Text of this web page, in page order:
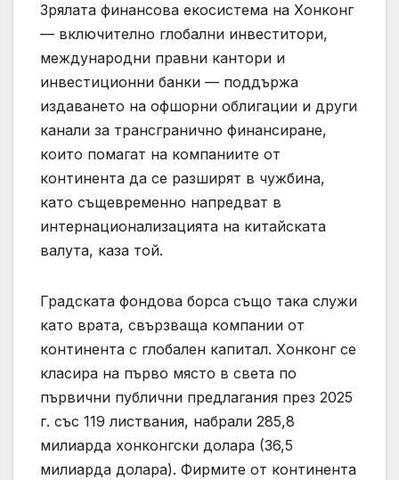
Зрялата финансова екосистема на Хонконг
— включително глобални инвеститори,
международни правни кантори и
инвестиционни банки — поддържа
издаването на офшорни облигации и други
канали за трансгранично финансиране,
които помагат на компаниите от
континента да се разширят в чужбина,
като същевременно напредват в
интернационализацията на китайската
валута, каза той.
Градската фондова борса също така служи
като врата, свързваща компании от
континента с глобален капитал. Хонконг се
класира на първо място в света по
първични публични предлагания през 2025
г. със 119 листвания, набрали 285,8
милиарда хонконгски долара (36,5
милиарда долара). Фирмите от континента